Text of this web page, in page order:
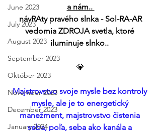
June 2023
July 2023
August 2023
September 2023
Október 2023
November 2023
December 2023
January 2024
a nám..
vedomia ZDROJA svetla, ktoré
iluminuje slnko..
💎
Majstrovstvo svoje mysle bez kontroly
mysle, ale je to energetický
manežment, majstrovstvo čistenia
seba, poľa, seba ako kanála a